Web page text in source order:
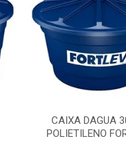
CAIXA DAGUA
POLIETILENO